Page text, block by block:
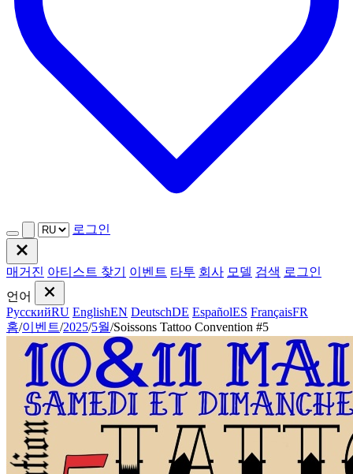
로그인
매거진 아티스트 찾기 이벤트 타투 회사 모델 검색 로그인
언어
РусскийRU EnglishEN DeutschDE EspañolES FrançaisFR
홈/이벤트/2025/5월/Soissons Tattoo Convention #5